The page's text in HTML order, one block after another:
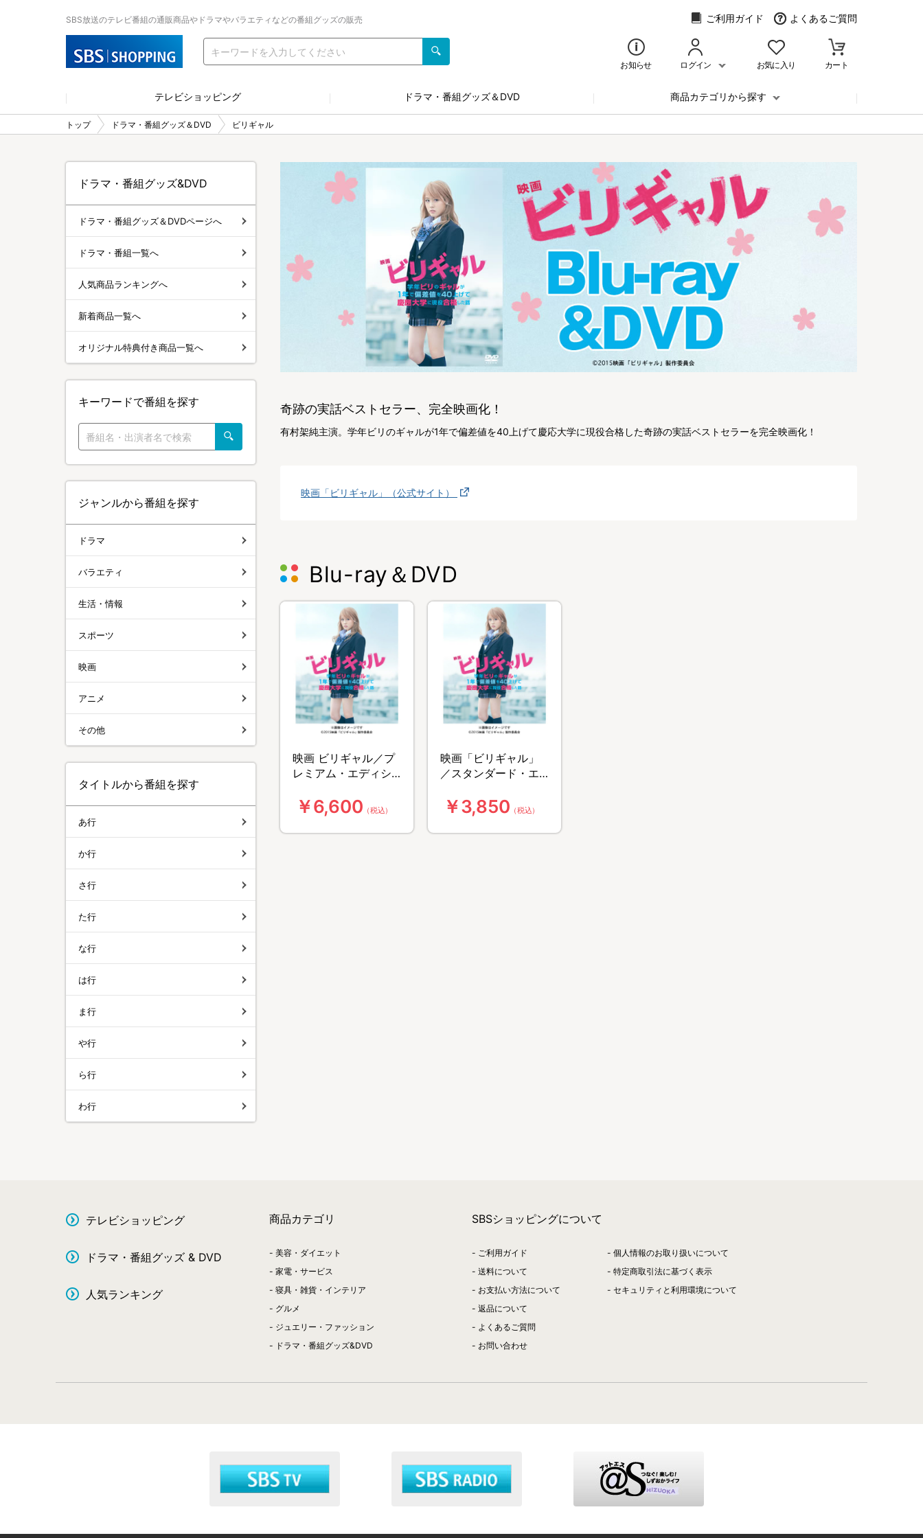
SBS放送のテレビ番組の通販商品やドラマやバラエティなどの番組グッズの販売 ご利用ガイド よくあるご質問
お知らせ ログイン お気に入り カート
テレビショッピング ドラマ・番組グッズ＆DVD 商品カテゴリから探す
トップ ドラマ・番組グッズ＆DVD ビリギャル
奇跡の実話ベストセラー、完全映画化！
有村架純主演。学年ビリのギャルが1年で偏差値を40上げて慶応大学に現役合格した奇跡の実話ベストセラーを完全映画化！
映画「ビリギャル」（公式サイト）
Blu-ray＆DVD
映画 ビリギャル／プ
レミアム・エディシ
￥6,600 （税込）
映画「ビリギャル」
／スタンダード・エ
￥3,850 （税込）
ドラマ・番組グッズ&DVD
ドラマ・番組グッズ＆DVDページへ
ドラマ・番組一覧へ
人気商品ランキングへ
新着商品一覧へ
オリジナル特典付き商品一覧へ
キーワードで番組を探す
ジャンルから番組を探す
ドラマ
バラエティ
生活・情報
スポーツ
映画
アニメ
その他
タイトルから番組を探す
あ行
か行
さ行
た行
な行
は行
ま行
や行
ら行
わ行
テレビショッピング
ドラマ・番組グッズ & DVD
人気ランキング
商品カテゴリ
美容・ダイエット
家電・サービス
寝具・雑貨・インテリア
グルメ
ジュエリー・ファッション
ドラマ・番組グッズ&DVD
SBSショッピングについて
ご利用ガイド
送料について
お支払い方法について
返品について
よくあるご質問
お問い合わせ
個人情報のお取り扱いについて
特定商取引法に基づく表示
セキュリティと利用環境について